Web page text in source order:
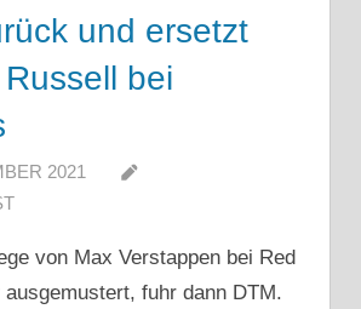
und ersetzt
bei
2021
von Max Verstappen bei Red
fuhr dann DTM.